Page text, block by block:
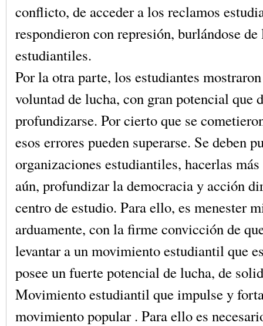
conflicto, de acceder a los reclamos
respondieron con represión, burlándose
estudiantiles.
Por la otra parte, los estudiantes
voluntad de lucha, con gran potencial que
profundizarse. Por cierto que se
esos errores pueden superarse. Se deben
organizaciones estudiantiles, hacerlas
aún, profundizar la democracia y acción
centro de estudio. Para ello, es menester
arduamente, con la firme convicción de
levantar a un movimiento estudiantil que
posee un fuerte potencial de lucha, de
Movimiento estudiantil que impulse y
movimiento popular . Para ello es